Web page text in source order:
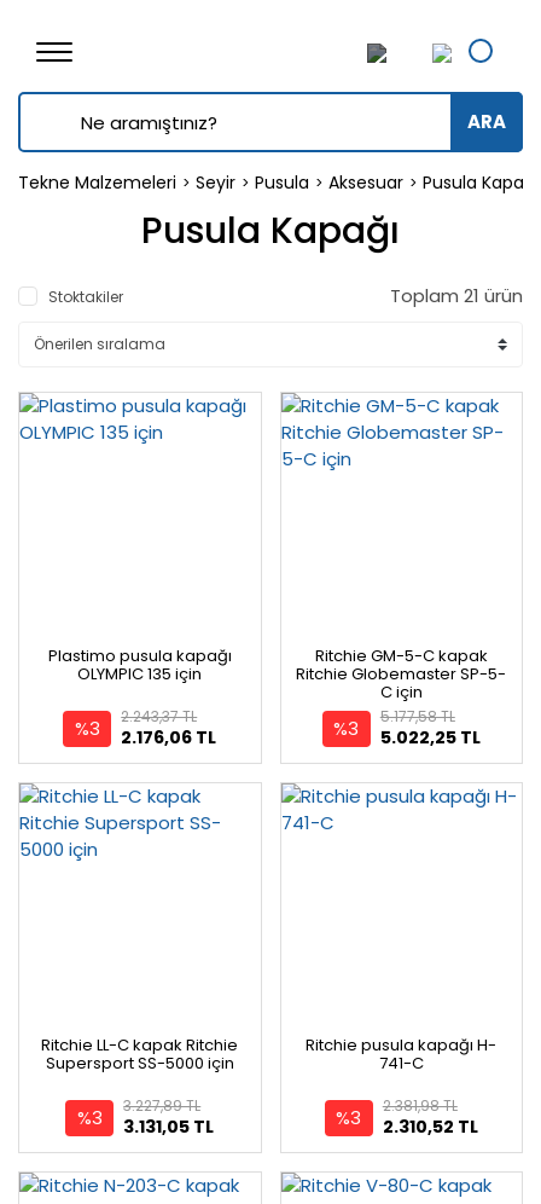
ARA
Tekne Malzemeleri Seyir Pusula Aksesuar Pusula Kapağı
Pusula Kapağı
Stoktakiler Toplam 21 ürün
Plastimo pusula kapağı
OLYMPIC 135 için
%3 2.176,06 TL
2.243,37 TL
Ritchie GM-5-C kapak
Ritchie Globemaster SP-5-
C için
%3 5.022,25 TL
5.177,58 TL
Ritchie LL-C kapak Ritchie
Supersport SS-5000 için
%3 3.131,05 TL
3.227,89 TL
Ritchie pusula kapağı H-
741-C
%3 2.310,52 TL
2.381,98 TL